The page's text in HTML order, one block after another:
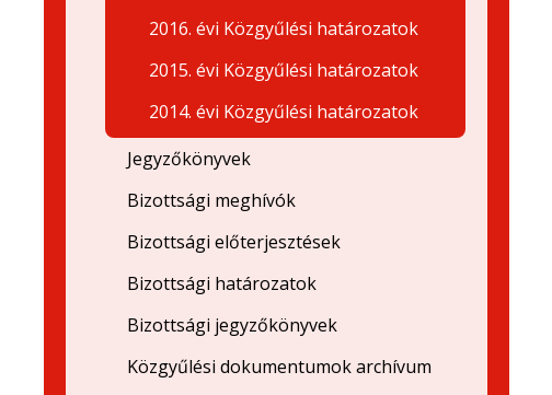
2016. évi Közgyűlési határozatok
2015. évi Közgyűlési határozatok
2014. évi Közgyűlési határozatok
Jegyzőkönyvek
Bizottsági meghívók
Bizottsági előterjesztések
Bizottsági határozatok
Bizottsági jegyzőkönyvek
Közgyűlési dokumentumok archívum